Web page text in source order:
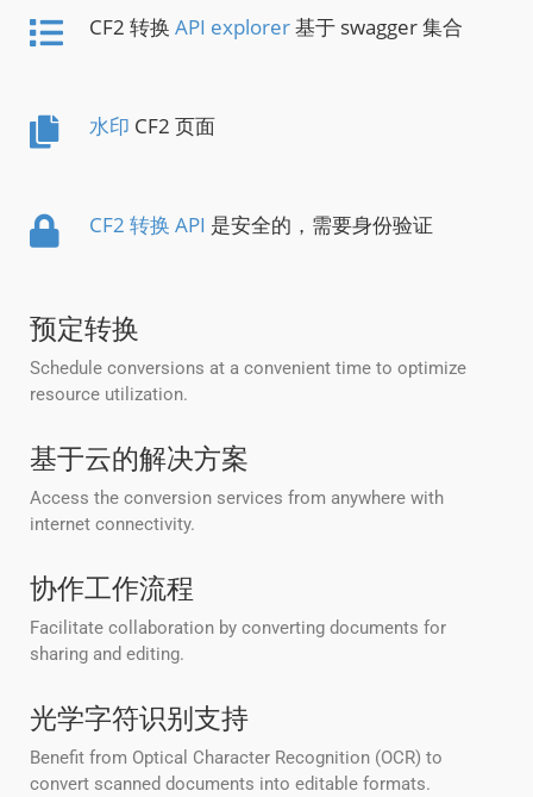
CF2 转换 API explorer基于 swagger 集合
水印 CF2 页面
CF2 转换 API 是安全的，需要身份验证
预定转换
Schedule conversions at a convenient time to optimize
resource utilization.
基于云的解决方案
Access the conversion services from anywhere with
internet connectivity.
协作工作流程
Facilitate collaboration by converting documents for
sharing and editing.
光学字符识别支持
Benefit from Optical Character Recognition (OCR) to
convert scanned documents into editable formats.